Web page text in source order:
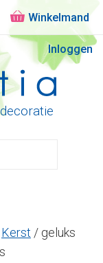
Inloggen
Kerst / geluks